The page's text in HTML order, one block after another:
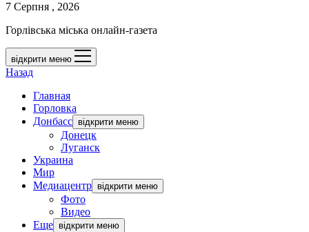
7 Серпня , 2026
Горлівська міська онлайн-газета
відкрити меню
Назад
Главная
Горловка
Донбасс відкрити меню
Донецк
Луганск
Украина
Мир
Медиацентр відкрити меню
Фото
Видео
Еще відкрити меню